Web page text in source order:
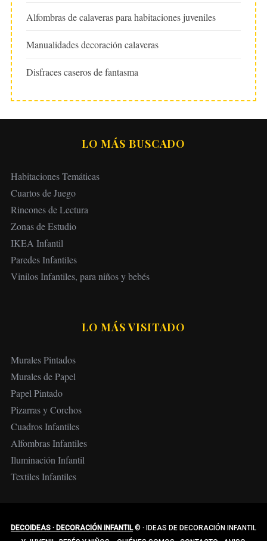
Alfombras de calaveras para habitaciones juveniles
Manualidades decoración calaveras
Disfraces caseros de fantasma
LO MÁS BUSCADO
Habitaciones Temáticas
Cuartos de Juego
Rincones de Lectura
Zonas de Estudio
IKEA Infantil
Paredes Infantiles
Vinilos Infantiles, para niños y bebés
LO MÁS VISITADO
Murales Pintados
Murales de Papel
Papel Pintado
Pizarras y Corchos
Cuadros Infantiles
Alfombras Infantiles
Iluminación Infantil
Textiles Infantiles
DECOIDEAS · DECORACIÓN INFANTIL© ·
IDEAS DE DECORACIÓN INFANTIL